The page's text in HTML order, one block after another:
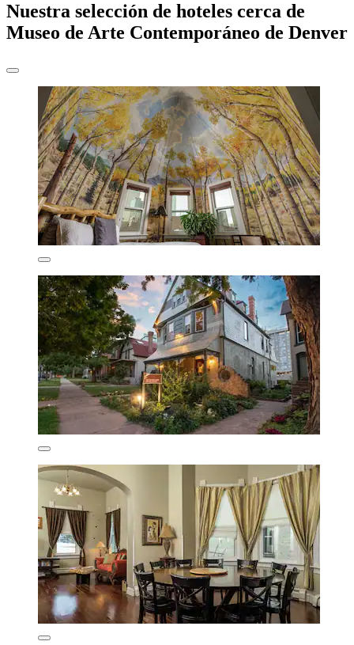
Nuestra selección de hoteles cerca de
Museo de Arte Contemporáneo de Denver